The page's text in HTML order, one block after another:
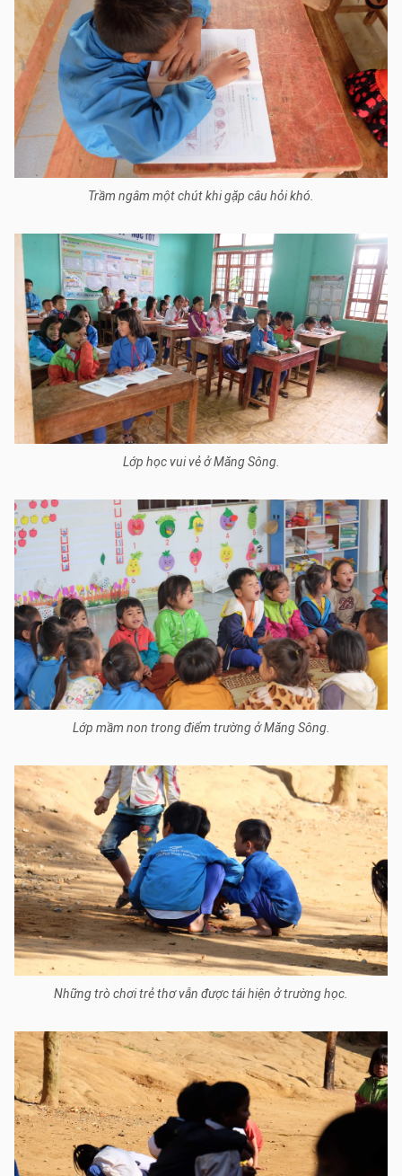
Trầm ngâm một chút khi gặp câu hỏi khó.
Lớp học vui vẻ ở Măng Sông.
Lớp mầm non trong điểm trường ở Măng Sông.
Những trò chơi trẻ thơ vẫn được tái hiện ở trường học.